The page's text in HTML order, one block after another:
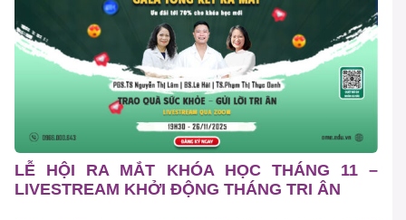
LỄ HỘI RA MẮT KHÓA HỌC THÁNG 11 –
LIVESTREAM KHỞI ĐỘNG THÁNG TRI ÂN